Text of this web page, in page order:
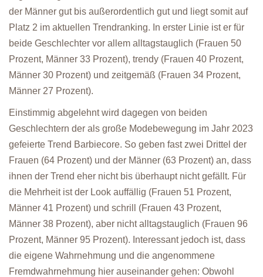
der Männer gut bis außerordentlich gut und liegt somit auf
Platz 2 im aktuellen Trendranking. In erster Linie ist er für
beide Geschlechter vor allem alltagstauglich (Frauen 50
Prozent, Männer 33 Prozent), trendy (Frauen 40 Prozent,
Männer 30 Prozent) und zeitgemäß (Frauen 34 Prozent,
Männer 27 Prozent).
Einstimmig abgelehnt wird dagegen von beiden
Geschlechtern der als große Modebewegung im Jahr 2023
gefeierte Trend Barbiecore. So geben fast zwei Drittel der
Frauen (64 Prozent) und der Männer (63 Prozent) an, dass
ihnen der Trend eher nicht bis überhaupt nicht gefällt. Für
die Mehrheit ist der Look auffällig (Frauen 51 Prozent,
Männer 41 Prozent) und schrill (Frauen 43 Prozent,
Männer 38 Prozent), aber nicht alltagstauglich (Frauen 96
Prozent, Männer 95 Prozent). Interessant jedoch ist, dass
die eigene Wahrnehmung und die angenommene
Fremdwahrnehmung hier auseinander gehen: Obwohl